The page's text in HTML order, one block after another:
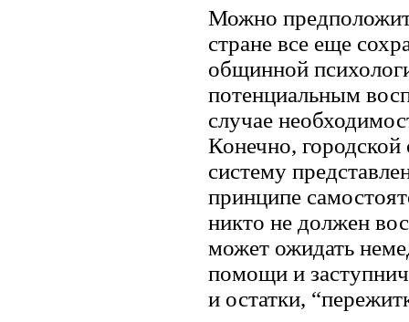
Можно
стране все еще
общинной
потенциальным
случае
Конечно, городской
систему
принципе
никто не должен
может ожидать
помощи и
и остатки,